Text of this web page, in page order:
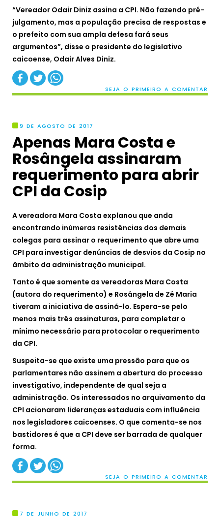
“Vereador Odair Diniz assina a CPI. Não fazendo pré-
julgamento, mas a população precisa de respostas e
o prefeito com sua ampla defesa fará seus
argumentos”, disse o presidente do legislativo
caicoense, Odair Alves Diniz.
SEJA O PRIMEIRO A COMENTAR
9 DE AGOSTO DE 2017
Apenas Mara Costa e
Rosângela assinaram
requerimento para abrir
CPI da Cosip
A vereadora Mara Costa explanou que anda
encontrando inúmeras resistências dos demais
colegas para assinar o requerimento que abre uma
CPI para investigar denúncias de desvios da Cosip no
âmbito da administração municipal.
Tanto é que somente as vereadoras Mara Costa
(autora do requerimento) e Rosângela de Zé Maria
tiveram a iniciativa de assiná-lo. Espera-se pelo
menos mais três assinaturas, para completar o
mínimo necessário para protocolar o requerimento
da CPI.
Suspeita-se que existe uma pressão para que os
parlamentares não assinem a abertura do processo
investigativo, independente de qual seja a
administração. Os interessados no arquivamento da
CPI acionaram lideranças estaduais com influência
nos legisladores caicoenses. O que comenta-se nos
bastidores é que a CPI deve ser barrada de qualquer
forma.
SEJA O PRIMEIRO A COMENTAR
7 DE JUNHO DE 2017